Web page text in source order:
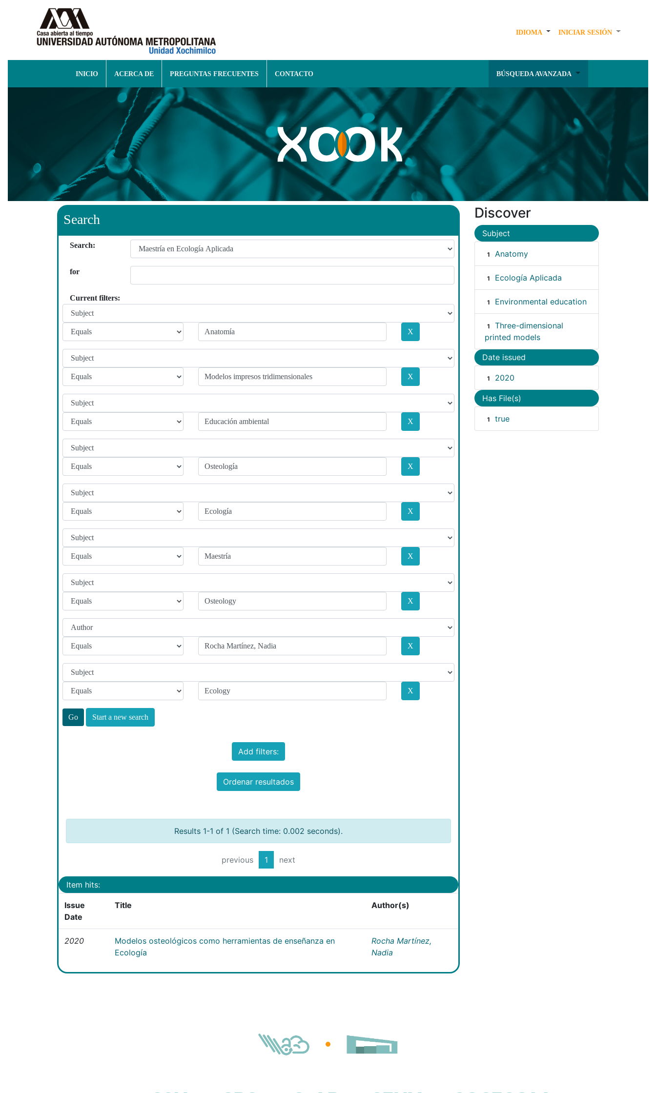
IDIOMA INICIAR SESIÓN
INICIO ACERCA DE PREGUNTAS FRECUENTES CONTACTO BÚSQUEDA AVANZADA
Search
Search:
for
Current filters:
Start a new search
Add filters:
Ordenar resultados
Results 1-1 of 1 (Search time: 0.002 seconds).
previous 1 next
Item hits:
Issue
Date
Title Author(s)
2020
Modelos osteológicos como herramientas de enseñanza en
Ecología
Rocha Martínez,
Nadia
Discover
Subject
1 Anatomy
1 Ecología Aplicada
1 Environmental education
1
Three-dimensional
printed models
Date issued
1 2020
Has File(s)
1 true